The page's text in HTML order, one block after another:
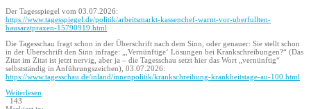
Der Tagesspiegel vom 03.07.2026:
https://www.tagesspiegel.de/politik/arbeitsmarkt-kassenchef-warnt-vor-uberfullten-
hausarztpraxen-15790919.html
Die Tagesschau fragt schon in der Überschrift nach dem Sinn, oder genauer: Sie stellt schon
in der Überschrift den Sinn infrage: „,Vernünftige‘ Lösungen bei Krankschreibungen?“ (Das
Zitat im Zitat ist jetzt nervig, aber ja – die Tagesschau setzt hier das Wort „vernünftig“
selbstständig in Anführungszeichen), 03.07.2026:
https://www.tagesschau.de/inland/innenpolitik/krankschreibung-krankheitstage-au-100.html
Weiterlesen
143